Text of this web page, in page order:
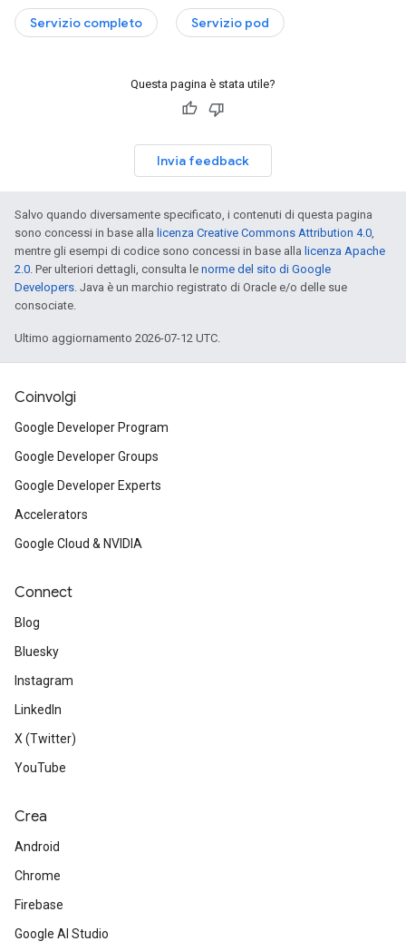
Servizio completo Servizio pod
Questa pagina è stata utile?
Invia feedback
Salvo quando diversamente specificato, i contenuti di questa pagina
sono concessi in base alla licenza Creative Commons Attribution 4.0,
mentre gli esempi di codice sono concessi in base alla licenza Apache
2.0. Per ulteriori dettagli, consulta le norme del sito di Google
Developers. Java è un marchio registrato di Oracle e/o delle sue
consociate.
Ultimo aggiornamento 2026-07-12 UTC.
Coinvolgi
Google Developer Program
Google Developer Groups
Google Developer Experts
Accelerators
Google Cloud & NVIDIA
Connect
Blog
Bluesky
Instagram
LinkedIn
X (Twitter)
YouTube
Crea
Android
Chrome
Firebase
Google AI Studio